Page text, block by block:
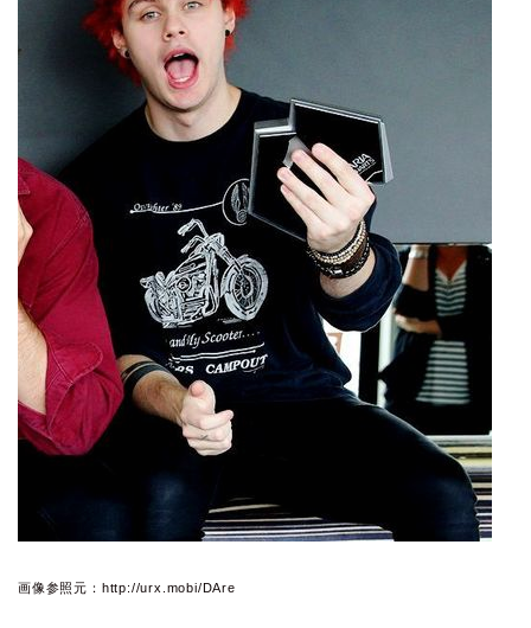
画像参照元：http://urx.mobi/DAre